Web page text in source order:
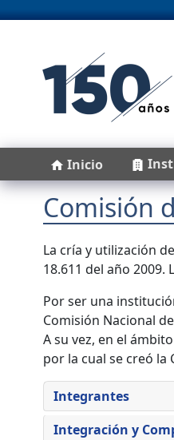
Main
Inicio
Comisión
La cría y utilización
18.611 del año
Por ser una
Comisión Nacional
A su vez, en el
por la cual se creó la
Integrantes
Integración y